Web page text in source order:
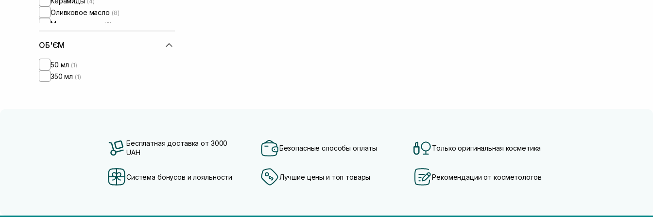
Оливковое масло (8)
Масло авокадо (3)
Масло бабасу
Масло камелии
Масло макадамии
Протеины шелка(3)
ОБ'ЄМ
50 мл (1)
350 мл (1)
Бесплатная доставка от 3000
UAH
Безопасные способы оплаты Только оригинальная косметика
Система бонусов и лояльности Лучшие цены и топ товары Рекомендации от косметологов